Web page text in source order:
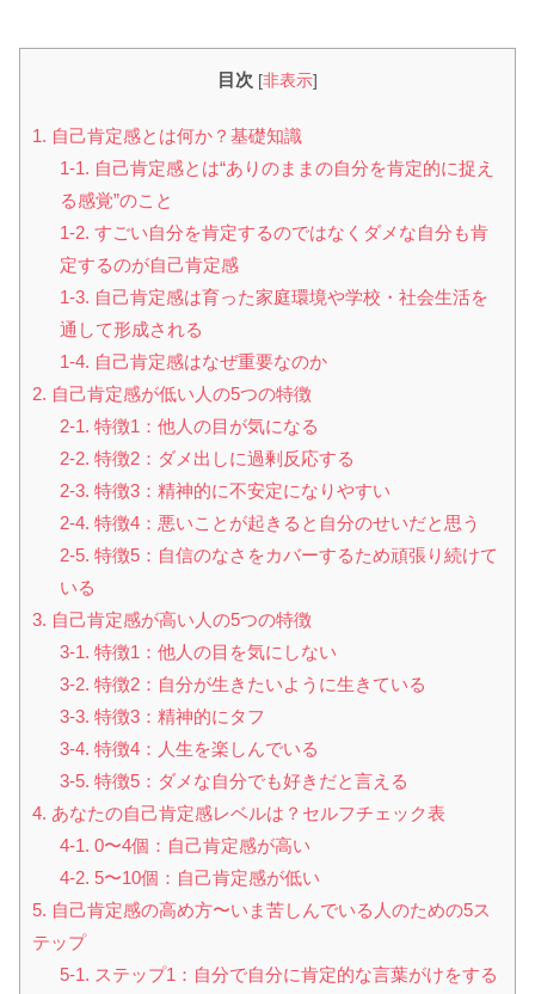
目次 [非表示]
1. 自己肯定感とは何か？基礎知識
1-1. 自己肯定感とは“ありのままの自分を肯定的に捉え
る感覚”のこと
1-2. すごい自分を肯定するのではなくダメな自分も肯
定するのが自己肯定感
1-3. 自己肯定感は育った家庭環境や学校・社会生活を
通して形成される
1-4. 自己肯定感はなぜ重要なのか
2. 自己肯定感が低い人の5つの特徴
2-1. 特徴1：他人の目が気になる
2-2. 特徴2：ダメ出しに過剰反応する
2-3. 特徴3：精神的に不安定になりやすい
2-4. 特徴4：悪いことが起きると自分のせいだと思う
2-5. 特徴5：自信のなさをカバーするため頑張り続けて
いる
3. 自己肯定感が高い人の5つの特徴
3-1. 特徴1：他人の目を気にしない
3-2. 特徴2：自分が生きたいように生きている
3-3. 特徴3：精神的にタフ
3-4. 特徴4：人生を楽しんでいる
3-5. 特徴5：ダメな自分でも好きだと言える
4. あなたの自己肯定感レベルは？セルフチェック表
4-1. 0〜4個：自己肯定感が高い
4-2. 5〜10個：自己肯定感が低い
5. 自己肯定感の高め方〜いま苦しんでいる人のための5ス
テップ
5-1. ステップ1：自分で自分に肯定的な言葉がけをする